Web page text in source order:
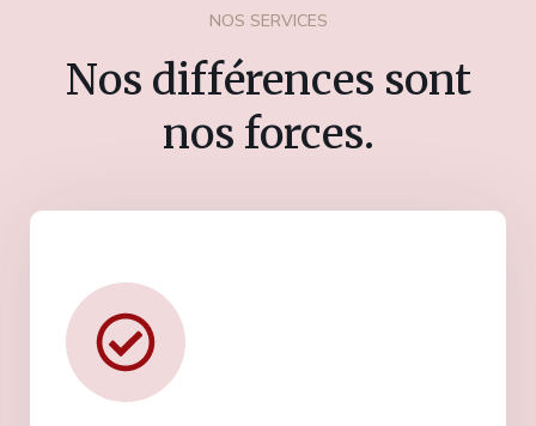
NOS SERVICES
Nos différences sont
nos forces.